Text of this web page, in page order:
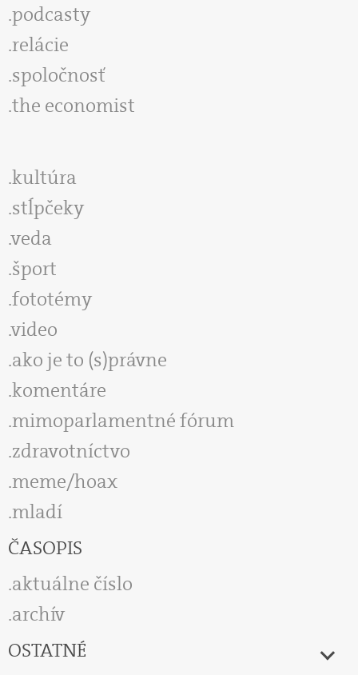
podcasty
relácie
spoločnosť
the economist
kultúra
stĺpčeky
veda
šport
fototémy
video
ako je to (s)právne
komentáre
mimoparlamentné fórum
zdravotníctvo
meme/hoax
mladí
ČASOPIS
aktuálne číslo
archív
OSTATNÉ